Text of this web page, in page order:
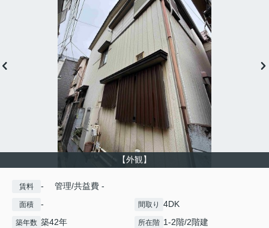
【外観】
賃料 - 管理/共益費 -
面積 - 間取り 4DK
築年数 築42年 所在階 1-2階/2階建